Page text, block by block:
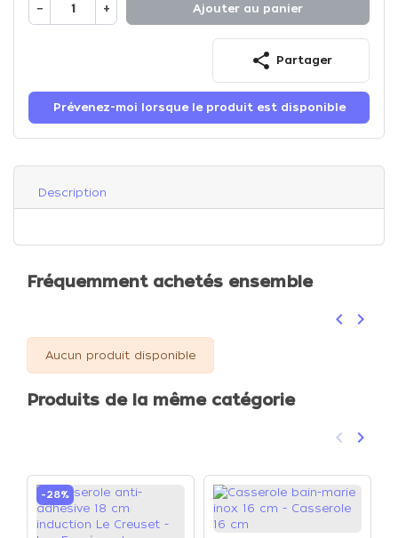
− + Ajouter au panier
share Partager
Prévenez-moi lorsque le produit est disponible
Description
Fréquemment achetés ensemble
Précédent
keyboard_arrow_left keyboard_arrow_right
Aucun produit disponible
Produits de la même catégorie
Précédent
keyboard_arrow_left keyboard_arrow_right
-28%